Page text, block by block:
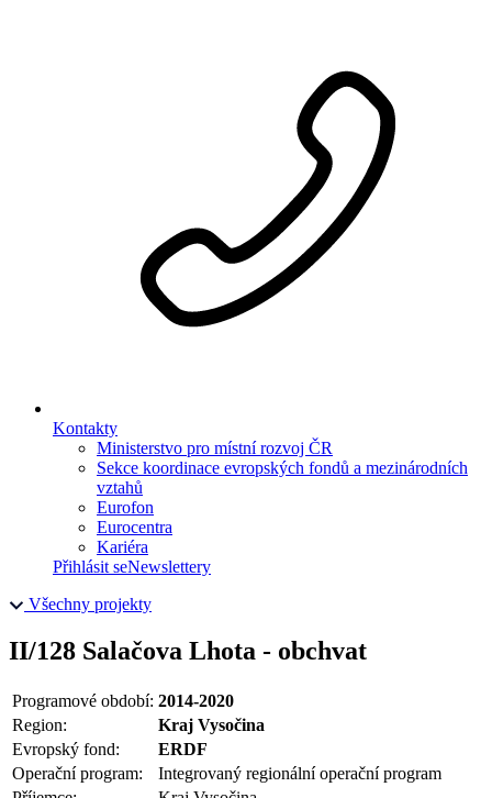
Kontakty
Ministerstvo pro místní rozvoj ČR
Sekce koordinace evropských fondů a mezinárodních
vztahů
Eurofon
Eurocentra
Kariéra
Přihlásit seNewslettery
Všechny projekty
II/128 Salačova Lhota - obchvat
Programové období: 2014-2020
Region:
Kraj Vysočina
Evropský fond:
ERDF
Operační program:
Integrovaný regionální operační program